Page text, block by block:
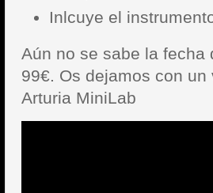
Inlcuye el
Aún no se sabe la fecha
99€. Os dejamos con
Arturia MiniLab